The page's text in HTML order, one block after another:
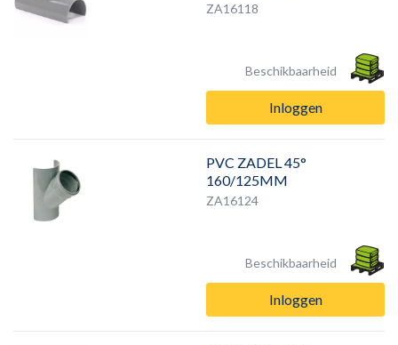
ZA16118
Beschikbaarheid
Inloggen
PVC ZADEL 45°
160/125MM
ZA16124
Beschikbaarheid
Inloggen